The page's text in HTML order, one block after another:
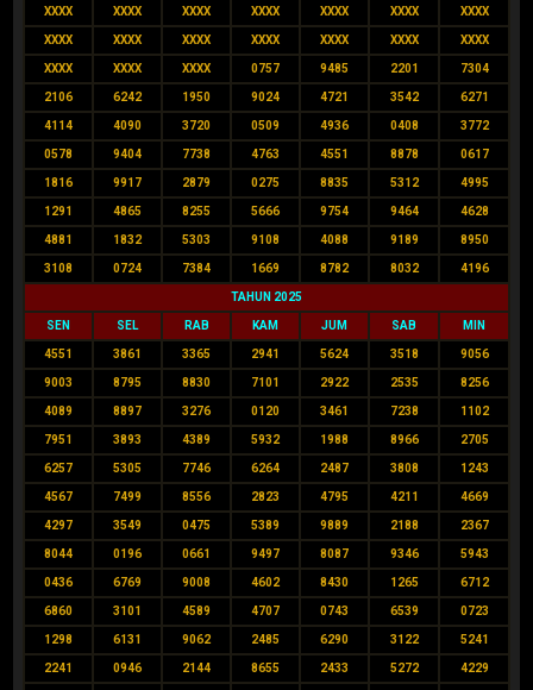
XXXX XXXX XXXX XXXX XXXX XXXX XXXX
XXXX XXXX XXXX XXXX XXXX XXXX XXXX
XXXX XXXX XXXX 0757 9485 2201 7304
2106 6242 1950 9024 4721 3542 6271
4114 4090 3720 0509 4936 0408 3772
0578 9404 7738 4763 4551 8878 0617
1816 9917 2879 0275 8835 5312 4995
1291 4865 8255 5666 9754 9464 4628
4881 1832 5303 9108 4088 9189 8950
3108 0724 7384 1669 8782 8032 4196
TAHUN 2025
SEN SEL RAB KAM JUM SAB MIN
4551 3861 3365 2941 5624 3518 9056
9003 8795 8830 7101 2922 2535 8256
4089 8897 3276 0120 3461 7238 1102
7951 3893 4389 5932 1988 8966 2705
6257 5305 7746 6264 2487 3808 1243
4567 7499 8556 2823 4795 4211 4669
4297 3549 0475 5389 9889 2188 2367
8044 0196 0661 9497 8087 9346 5943
0436 6769 9008 4602 8430 1265 6712
6860 3101 4589 4707 0743 6539 0723
1298 6131 9062 2485 6290 3122 5241
2241 0946 2144 8655 2433 5272 4229